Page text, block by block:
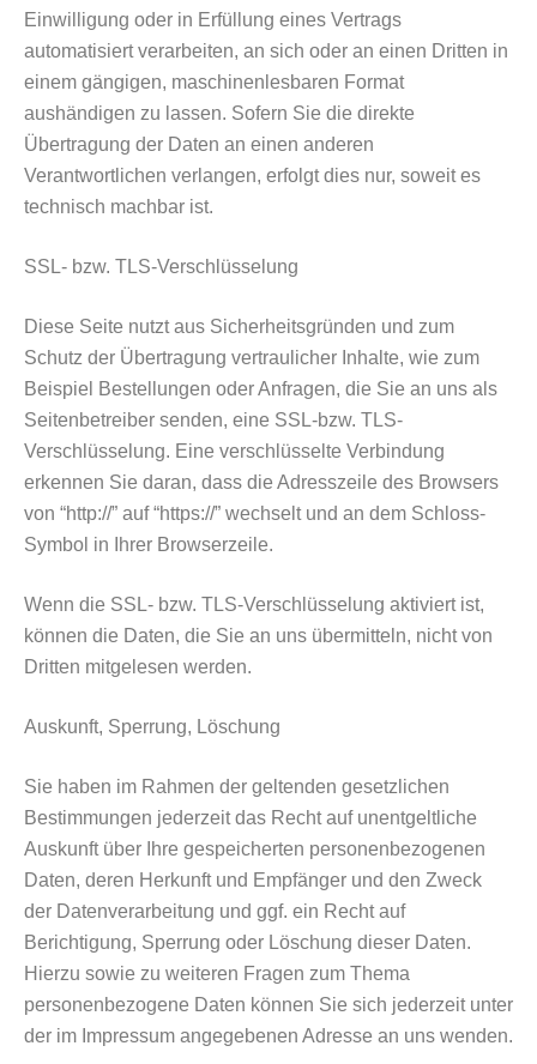
Einwilligung oder in Erfüllung eines Vertrags
automatisiert verarbeiten, an sich oder an einen Dritten in
einem gängigen, maschinenlesbaren Format
aushändigen zu lassen. Sofern Sie die direkte
Übertragung der Daten an einen anderen
Verantwortlichen verlangen, erfolgt dies nur, soweit es
technisch machbar ist.
SSL- bzw. TLS-Verschlüsselung
Diese Seite nutzt aus Sicherheitsgründen und zum
Schutz der Übertragung vertraulicher Inhalte, wie zum
Beispiel Bestellungen oder Anfragen, die Sie an uns als
Seitenbetreiber senden, eine SSL-bzw. TLS-
Verschlüsselung. Eine verschlüsselte Verbindung
erkennen Sie daran, dass die Adresszeile des Browsers
von “http://” auf “https://” wechselt und an dem Schloss-
Symbol in Ihrer Browserzeile.
Wenn die SSL- bzw. TLS-Verschlüsselung aktiviert ist,
können die Daten, die Sie an uns übermitteln, nicht von
Dritten mitgelesen werden.
Auskunft, Sperrung, Löschung
Sie haben im Rahmen der geltenden gesetzlichen
Bestimmungen jederzeit das Recht auf unentgeltliche
Auskunft über Ihre gespeicherten personenbezogenen
Daten, deren Herkunft und Empfänger und den Zweck
der Datenverarbeitung und ggf. ein Recht auf
Berichtigung, Sperrung oder Löschung dieser Daten.
Hierzu sowie zu weiteren Fragen zum Thema
personenbezogene Daten können Sie sich jederzeit unter
der im Impressum angegebenen Adresse an uns wenden.